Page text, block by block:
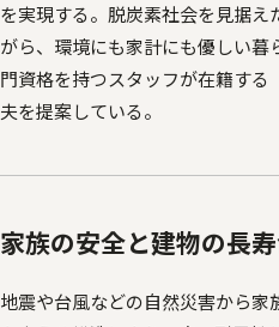
を実現する。脱炭素社会を見据
がら、環境にも家計にも優しい
門資格を持つスタッフが在籍す
夫を提案している。
家族の安全と建物の長
地震や台風などの自然災害から